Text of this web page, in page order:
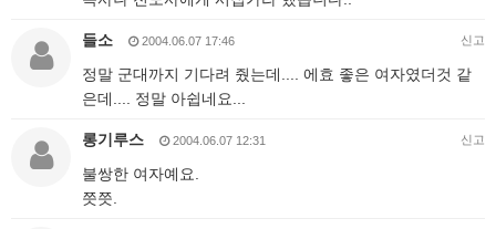
들소 2004.06.07 17:46 신고
정말 군대까지 기다려 줬는데.... 에효 좋은 여자였더것 같
은데.... 정말 아쉽네요...
롱기루스 2004.06.07 12:31 신고
불쌍한 여자예요.
쯧쯧.